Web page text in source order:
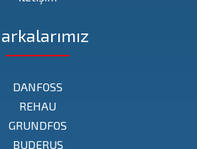
DANFOSS
REHAU
GRUNDFOS
BUDERUS